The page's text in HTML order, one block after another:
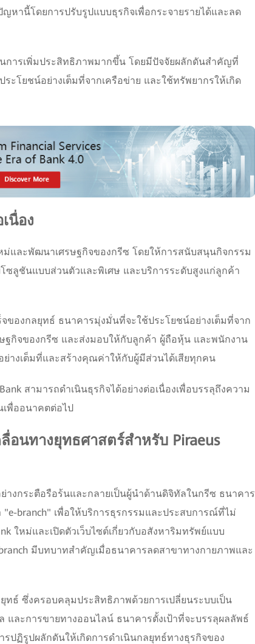
หานี้โดยการปรับรูปแบบธุรกิจเพื่อกระจายรายได้และลด
การเพิ่มประสิทธิภาพมากขึ้น โดยมีปัจจัยผลักดันสำคัญที่
ะโยชน์อย่างเต็มที่จากเครือข่าย และใช้ทรัพยากรให้เกิด
นื่อง
ม่และพัฒนาเศรษฐกิจของกรีซ โดยให้การสนับสนุนกิจกรรม
ซลูชันแบบส่วนตัวและพิเศษ และบริการระดับสูงแก่ลูกค้า
จของกลยุทธ์ ธนาคารมุ่งมั่นที่จะใช้ประโยชน์อย่างเต็มที่จาก
ฐกิจของกรีซ และส่งมอบให้กับลูกค้า ผู้ถือหุ้น และพนักงาน
ย่างเต็มที่และสร้างคุณค่าให้กับผู้มีส่วนได้เสียทุกคน
สามารถดำเนินธุรกิจได้อย่างต่อเนื่องเพื่อบรรลุถึงความ
พื่ออนาคตต่อไป
อนทางยุทธศาสตร์สำหรับ Piraeus
างกระตือรือร้นและกลายเป็นผู้นำด้านดิจิทัลในกรีซ ธนาคาร
branch" เพื่อให้บริการธุรกรรมและประสบการณ์ที่ไม่
ใหม่และเปิดตัวเว็บไซต์เกี่ยวกับอสังหาริมทรัพย์แบบ
มีบทบาทสำคัญเมื่อธนาคารลดสาขาทางกายภาพและ
ทธ์ ซึ่งครอบคลุมประสิทธิภาพด้วยการเปลี่ยนระบบเป็น
ละการขายทางออนไลน์ ธนาคารตั้งเป้าที่จะบรรลุผลลัพธ์
ปฏิรูปผลักดันให้เกิดการดำเนินกลยุทธ์ทางธุรกิจของ